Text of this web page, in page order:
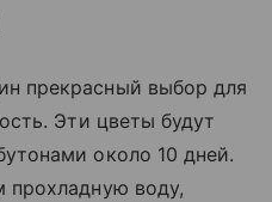
прекрасный выбор для
Эти цветы будут
около 10 дней.
прохладную воду,